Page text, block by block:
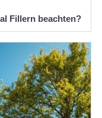
Fillern beachten?